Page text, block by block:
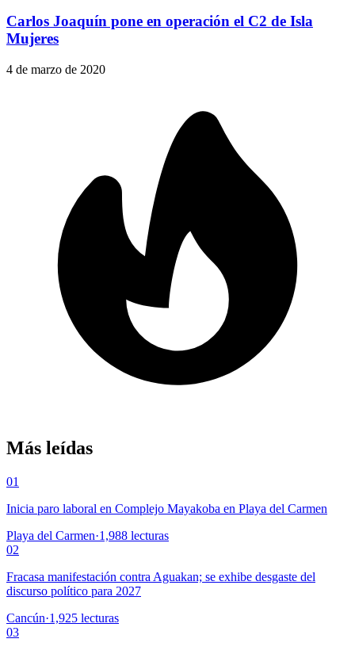
Carlos Joaquín pone en operación el C2 de Isla
Mujeres
4 de marzo de 2020
Más leídas
01
Inicia paro laboral en Complejo Mayakoba en Playa del Carmen
Playa del Carmen·1,988 lecturas
02
Fracasa manifestación contra Aguakan; se exhibe desgaste del
discurso político para 2027
Cancún·1,925 lecturas
03